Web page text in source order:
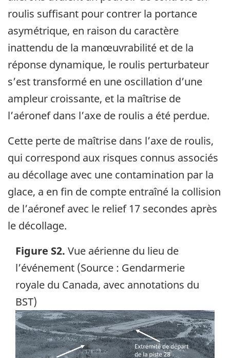
roulis suffisant pour contrer la portance
asymétrique, en raison du caractère
inattendu de la manœuvrabilité et de la
réponse dynamique, le roulis perturbateur
s’est transformé en une oscillation d’une
ampleur croissante, et la maîtrise de
l’aéronef dans l’axe de roulis a été perdue.
Cette perte de maîtrise dans l’axe de roulis,
qui correspond aux risques connus associés
au décollage avec une contamination par la
glace, a en fin de compte entraîné la collision
de l’aéronef avec le relief 17 secondes après
le décollage.
Figure S2. Vue aérienne du lieu de
l’événement (Source : Gendarmerie
royale du Canada, avec annotations du
BST)
Image